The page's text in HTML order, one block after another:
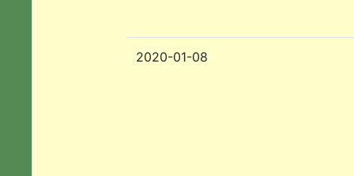
2020-01-08